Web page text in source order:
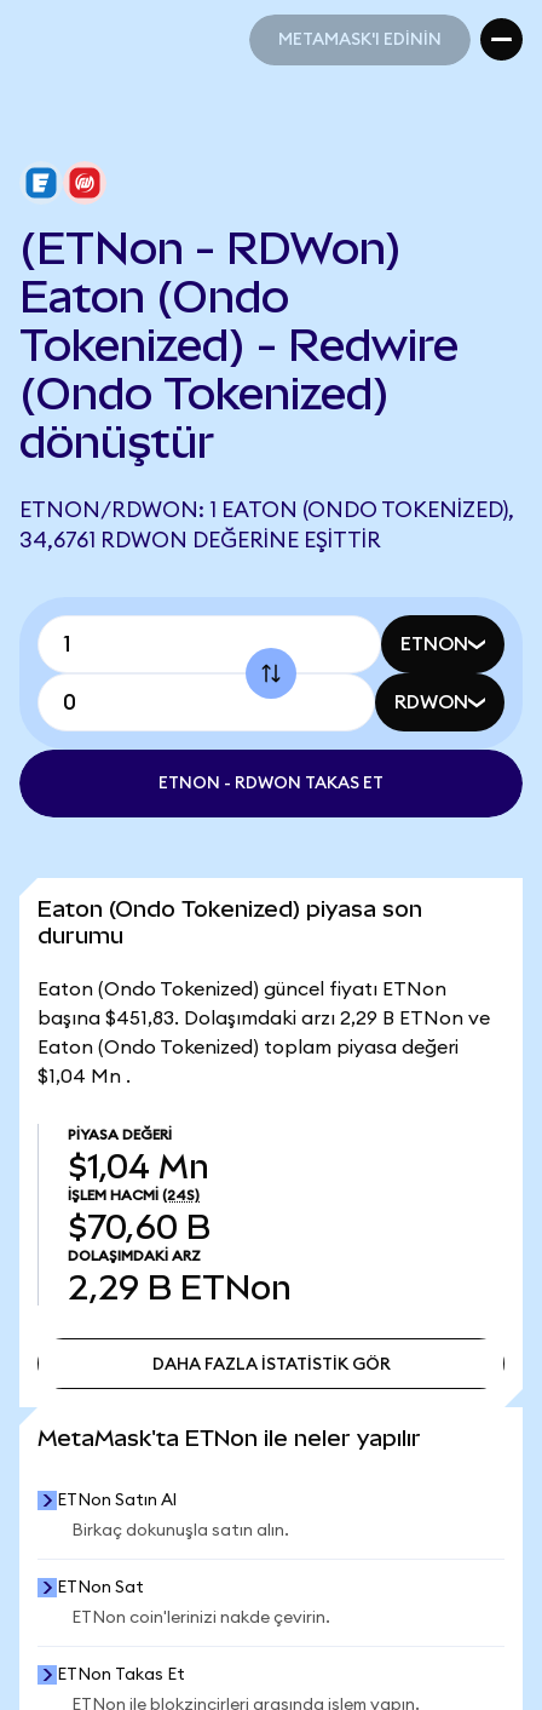
METAMASK'I EDİNİN
(ETNon - RDWon)
Eaton (Ondo
Tokenized) - Redwire
(Ondo Tokenized)
dönüştür
ETNON/RDWON: 1 EATON (ONDO TOKENIZED),
34,6761 RDWON DEĞERINE EŞITTIR
ETNON
RDWON
ETNON - RDWON TAKAS ET
Eaton (Ondo Tokenized) piyasa son
durumu
Eaton (Ondo Tokenized) güncel fiyatı ETNon
başına $451,83. Dolaşımdaki arzı 2,29 B ETNon ve
Eaton (Ondo Tokenized) toplam piyasa değeri
$1,04 Mn .
PIYASA DEĞERI
$1,04 Mn
İŞLEM HACMI (24S)
$70,60 B
DOLAŞIMDAKI ARZ
2,29 B ETNon
DAHA FAZLA İSTATİSTİK GÖR
MetaMask'ta ETNon ile neler yapılır
ETNon Satın Al
Birkaç dokunuşla satın alın.
ETNon Sat
ETNon coin'lerinizi nakde çevirin.
ETNon Takas Et
ETNon ile blokzincirleri arasında işlem yapın.